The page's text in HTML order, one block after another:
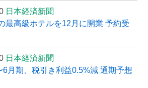
日本経済新聞
最高級ホテルを12月に開業 予約受
日本経済新聞
月期、税引き利益0.5%減 通期予想